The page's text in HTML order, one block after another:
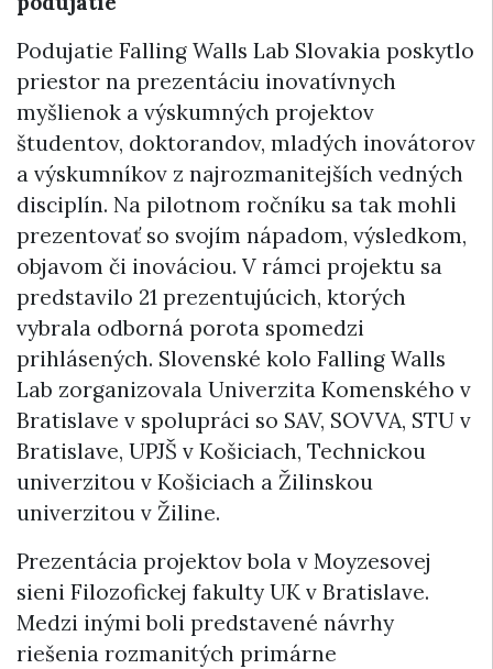
Podujatie Falling Walls Lab Slovakia poskytlo
priestor na prezentáciu inovatívnych
myšlienok a výskumných projektov
študentov, doktorandov, mladých inovátorov
a výskumníkov z najrozmanitejších vedných
disciplín. Na pilotnom ročníku sa tak mohli
prezentovať so svojím nápadom, výsledkom,
objavom či inováciou. V rámci projektu sa
predstavilo 21 prezentujúcich, ktorých
vybrala odborná porota spomedzi
prihlásených. Slovenské kolo Falling Walls
Lab zorganizovala Univerzita Komenského v
Bratislave v spolupráci so SAV, SOVVA, STU v
Bratislave, UPJŠ v Košiciach, Technickou
univerzitou v Košiciach a Žilinskou
univerzitou v Žiline.
Prezentácia projektov bola v Moyzesovej
sieni Filozofickej fakulty UK v Bratislave.
Medzi inými boli predstavené návrhy
riešenia rozmanitých primárne